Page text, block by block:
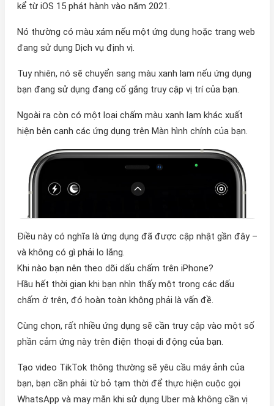
kể từ iOS 15 phát hành vào năm 2021.
Nó thường có màu xám nếu một ứng dụng hoặc trang web
đang sử dụng Dịch vụ định vị.
Tuy nhiên, nó sẽ chuyển sang màu xanh lam nếu ứng dụng
bạn đang sử dụng đang cố gắng truy cập vị trí của bạn.
Ngoài ra còn có một loại chấm màu xanh lam khác xuất
hiện bên cạnh các ứng dụng trên Màn hình chính của bạn.
Điều này có nghĩa là ứng dụng đã được cập nhật gần đây –
và không có gì phải lo lắng.
Khi nào bạn nên theo dõi dấu chấm trên iPhone?
Hầu hết thời gian khi bạn nhìn thấy một trong các dấu
chấm ở trên, đó hoàn toàn không phải là vấn đề.
Cùng chọn, rất nhiều ứng dụng sẽ cần truy cập vào một số
phần cảm ứng này trên điện thoại di động của bạn.
Tạo video TikTok thông thường sẽ yêu cầu máy ảnh của
bạn, bạn cần phải từ bỏ tạm thời để thực hiện cuộc gọi
WhatsApp và may mắn khi sử dụng Uber mà không cần vị